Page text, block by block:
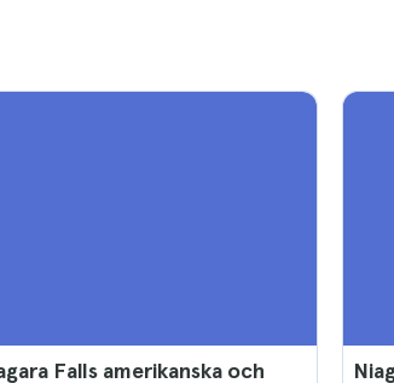
Falls amerikanska och